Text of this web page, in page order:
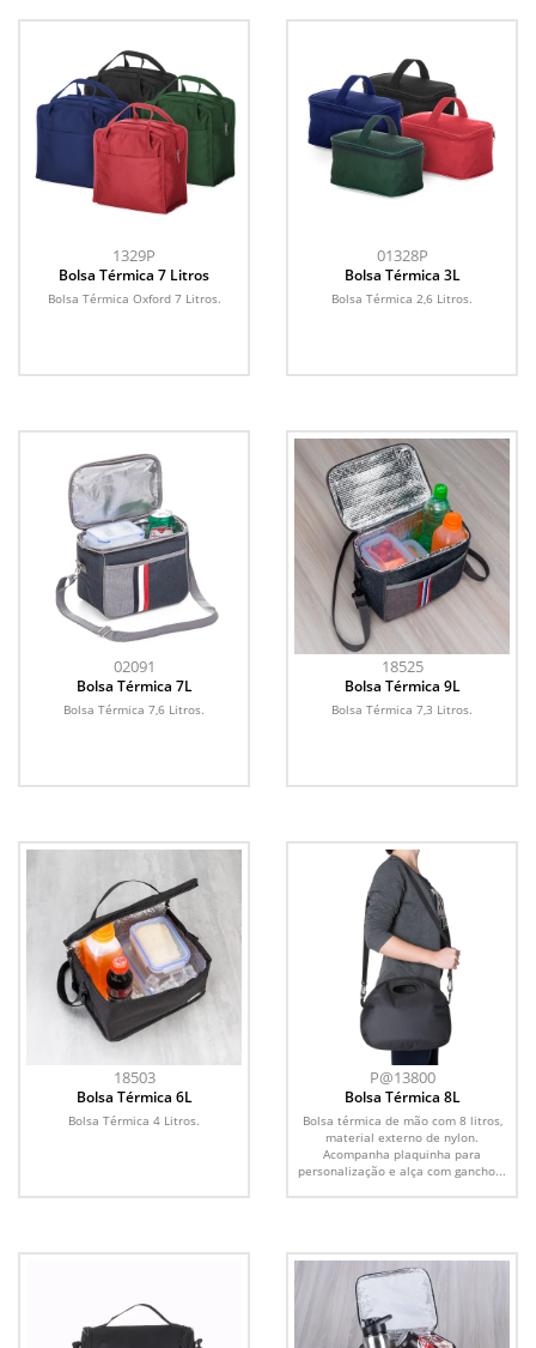
1329P
Bolsa Térmica 7 Litros
Bolsa Térmica Oxford 7 Litros.
01328P
Bolsa Térmica 3L
Bolsa Térmica 2,6 Litros.
02091
Bolsa Térmica 7L
Bolsa Térmica 7,6 Litros.
18525
Bolsa Térmica 9L
Bolsa Térmica 7,3 Litros.
18503
Bolsa Térmica 6L
Bolsa Térmica 4 Litros.
P@13800
Bolsa Térmica 8L
Bolsa térmica de mão com 8 litros,
material externo de nylon.
Acompanha plaquinha para
personalização e alça com gancho...